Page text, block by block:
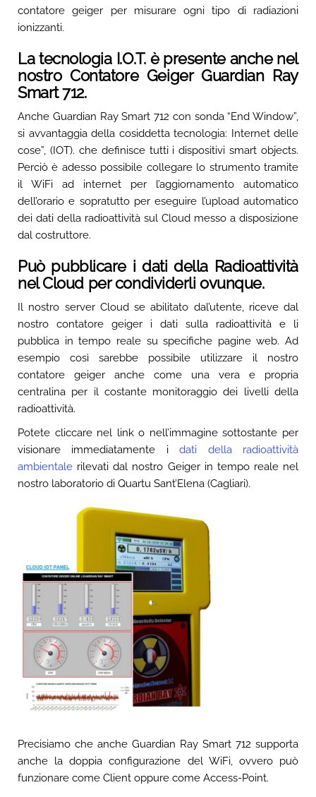
contatore geiger per misurare ogni tipo di radiazioni
ionizzanti.
La tecnologia I.O.T. è presente anche nel
nostro Contatore Geiger Guardian Ray
Smart 712.
Anche Guardian Ray Smart 712 con sonda “End Window”,
si avvantaggia della cosiddetta tecnologia: Internet delle
cose”, (IOT). che definisce tutti i dispositivi smart objects.
Perciò è adesso possibile collegare lo strumento tramite
il WiFi ad internet per l’aggiornamento automatico
dell’orario e sopratutto per eseguire l’upload automatico
dei dati della radioattività sul Cloud messo a disposizione
dal costruttore.
Può pubblicare i dati della Radioattività
nel Cloud per condividerli ovunque.
Il nostro server Cloud se abilitato dal’utente, riceve dal
nostro contatore geiger i dati sulla radioattività e li
pubblica in tempo reale su specifiche pagine web. Ad
esempio così sarebbe possibile utilizzare il nostro
contatore geiger anche come una vera e propria
centralina per il costante monitoraggio dei livelli della
radioattività.
Potete cliccare nel link o nell’immagine sottostante per
visionare immediatamente idati della radioattività
ambientale rilevati dal nostro Geiger in tempo reale nel
nostro laboratorio di Quartu Sant’Elena (Cagliari).
Precisiamo che anche Guardian Ray Smart 712 supporta
anche la doppia configurazione del WiFi, ovvero può
funzionare come Client oppure come Access-Point.